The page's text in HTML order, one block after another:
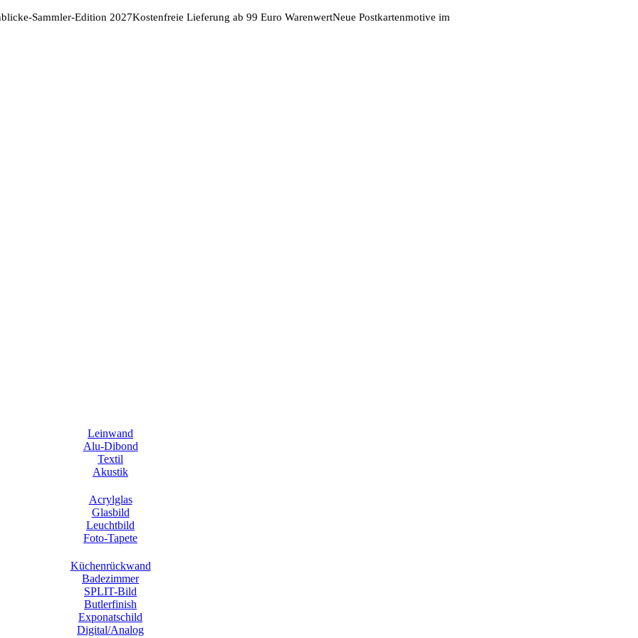
Sammler-Edition 2027Kostenfreie Lieferung ab 99 Euro WarenwertNeue Postkartenmotive im
Leinwand
Alu-Dibond
Textil
Akustik
Acrylglas
Glasbild
Leuchtbild
Foto-Tapete
Küchenrückwand
Badezimmer
SPLIT-Bild
Butlerfinish
Exponatschild
Digital/Analog